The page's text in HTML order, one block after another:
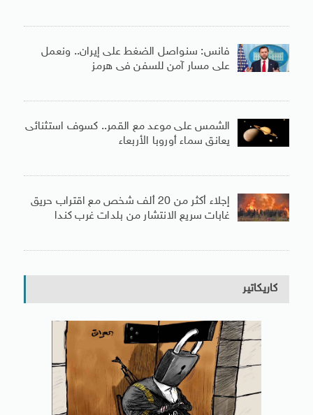
فانس: سنواصل الضغط على إيران.. ونعمل
على مسار آمن للسفن فى هرمز
الشمس على موعد مع القمر.. كسوف استثنائى
يعانق سماء أوروبا الأربعاء
إجلاء أكثر من 20 ألف شخص مع اقتراب حريق
غابات سريع الانتشار من بلدات غرب كندا
كاريكاتير